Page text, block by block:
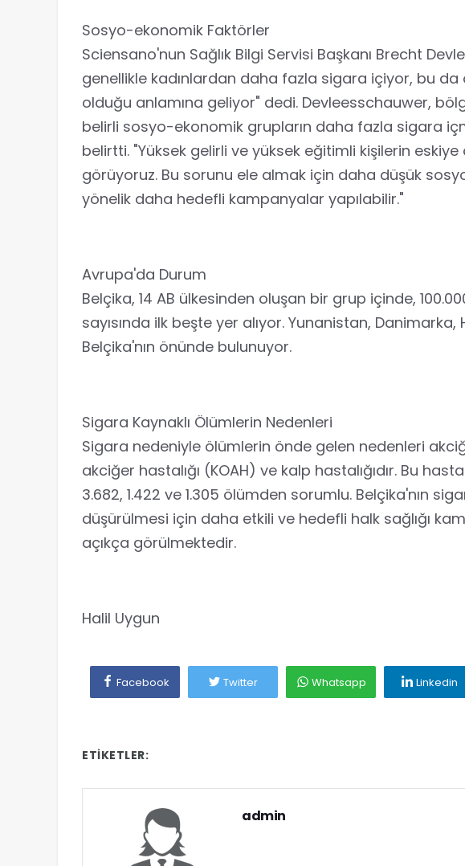
Sosyo-ekonomik Faktörler
Sciensano'nun Sağlık Bilgi Servisi Başkanı Brecht
genellikle kadınlardan daha fazla sigara içiyor, bu da
olduğu anlamına geliyor" dedi. Devleesschauwer,
belirli sosyo-ekonomik grupların daha fazla sigara
belirtti. "Yüksek gelirli ve yüksek eğitimli kişilerin
görüyoruz. Bu sorunu ele almak için daha düşük
yönelik daha hedefli kampanyalar yapılabilir."
Avrupa'da Durum
Belçika, 14 AB ülkesinden oluşan bir grup içinde,
sayısında ilk beşte yer alıyor. Yunanistan,
Belçika'nın önünde bulunuyor.
Sigara Kaynaklı Ölümlerin Nedenleri
Sigara nedeniyle ölümlerin önde gelen nedenleri
akciğer hastalığı (KOAH) ve kalp hastalığıdır. Bu
3.682, 1.422 ve 1.305 ölümden sorumlu. Belçika'nın
düşürülmesi için daha etkili ve hedefli halk sağlığı
açıkça görülmektedir.
Halil Uygun
Facebook Twitter Whatsapp Linkedin
ETIKETLER:
admin